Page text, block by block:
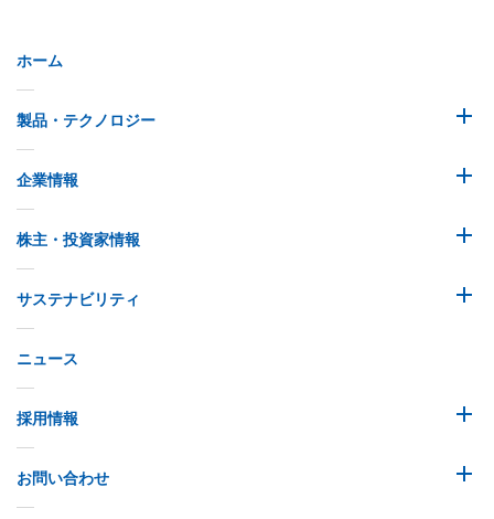
ホーム
製品・テクノロジー
企業情報
株主・投資家情報
サステナビリティ
ニュース
採用情報
お問い合わせ